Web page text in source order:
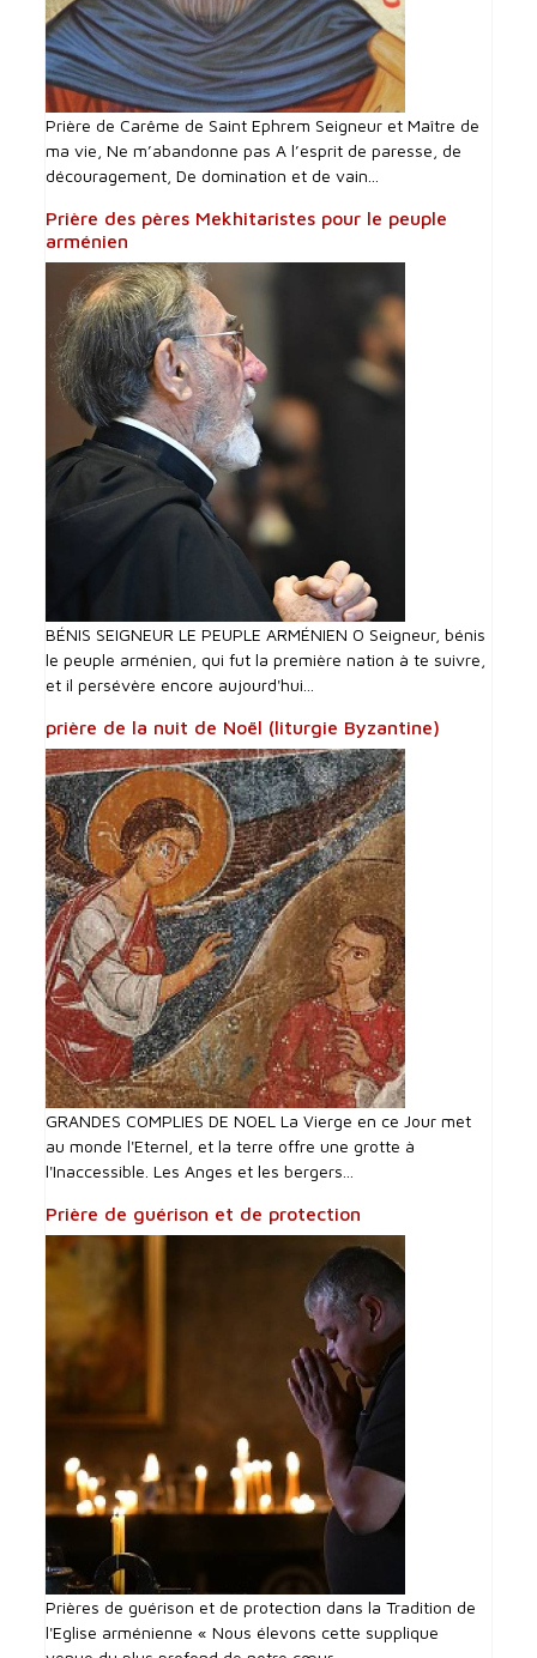
Prière de Carême de Saint Ephrem Seigneur et Maître de
ma vie, Ne m’abandonne pas A l’esprit de paresse, de
découragement, De domination et de vain...
Prière des pères Mekhitaristes pour le peuple
arménien
BÉNIS SEIGNEUR LE PEUPLE ARMÉNIEN O Seigneur, bénis
le peuple arménien, qui fut la première nation à te suivre,
et il persévère encore aujourd'hui...
prière de la nuit de Noël (liturgie Byzantine)
GRANDES COMPLIES DE NOEL La Vierge en ce Jour met
au monde l'Eternel, et la terre offre une grotte à
l'Inaccessible. Les Anges et les bergers...
Prière de guérison et de protection
Prières de guérison et de protection dans la Tradition de
l'Eglise arménienne « Nous élevons cette supplique